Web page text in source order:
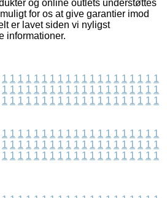
og online outlets understøttes
for os at give garantier imod
er lavet siden vi nyligst
informationer.
1 1 1 1 1 1 1 1 1 1 1 1 1 1 1 1 1 1 1 1
1 1 1 1 1 1 1 1 1 1 1 1 1 1 1 1 1 1 1 1
1 1 1 1 1 1 1 1 1 1 1 1 1 1 1 1 1 1 1 1
1 1 1 1 1 1 1 1 1 1 1 1 1 1 1 1 1 1 1 1
1 1 1 1 1 1 1 1 1 1 1 1 1 1 1 1 1 1 1 1
1 1 1 1 1 1 1 1 1 1 1 1 1 1 1 1 1 1 1 1